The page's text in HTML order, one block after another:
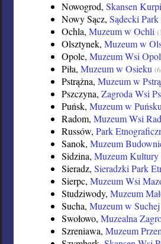
Nowogrod, Skansen
Nowy Sącz, Sądecki
Ochla, Muzeum w Ochli
Olsztynek, Muzeum w
Opole, Muzeum Wsi
Piła, Muzeum w Osieku
Pstrążna, Muzeum w
Pszczyna, Zagroda Wsi
Puńsk, Muzeum w
Radom, Muzeum Wsi
Russów, Park
Sanok, Muzeum
Sidzina, Muzeum
Sieradz, Sieradzki Park
Sierpc, Muzeum Wsi
Studziwody, Muzeum
Sucha, Muzeum w Suchej
Swołowo, Muzealna
Szreniawa, Muzeum